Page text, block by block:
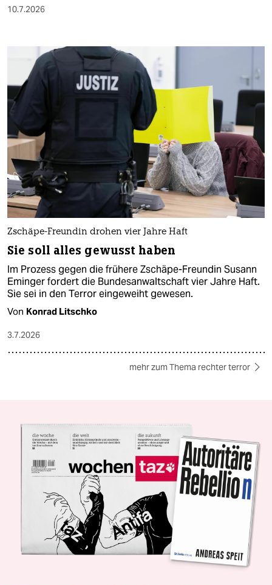
10.7.2026
Zschäpe-Freundin drohen vier Jahre Haft
Sie soll alles gewusst haben
Im Prozess gegen die frühere Zschäpe-Freundin Susann
Eminger fordert die Bundesanwaltschaft vier Jahre Haft.
Sie sei in den Terror eingeweiht gewesen.
Von Konrad Litschko
3.7.2026
mehr zum Thema rechter terror